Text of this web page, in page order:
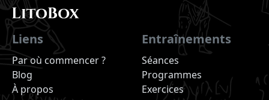
Liens
Par où commencer ?
Blog
À propos
Entraînements
Séances
Programmes
Exercices